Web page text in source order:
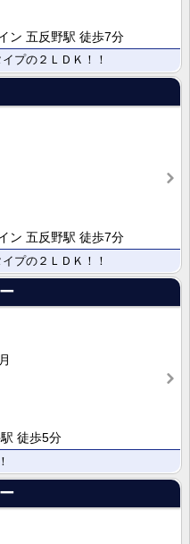
ン 五反野駅 徒歩7分
プの２ＬＤＫ！！
ン 五反野駅 徒歩7分
プの２ＬＤＫ！！
徒歩5分